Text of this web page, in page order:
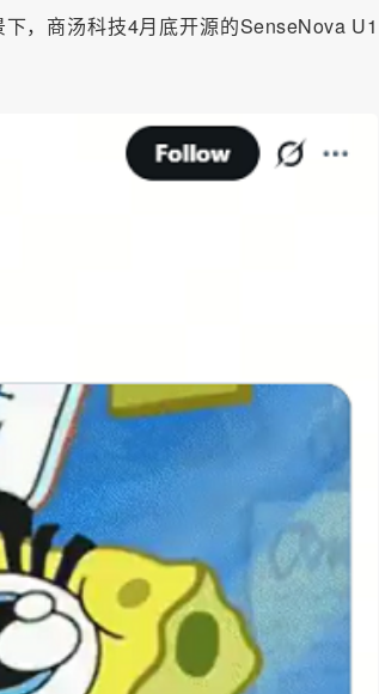
，商汤科技4月底开源的SenseNova U1